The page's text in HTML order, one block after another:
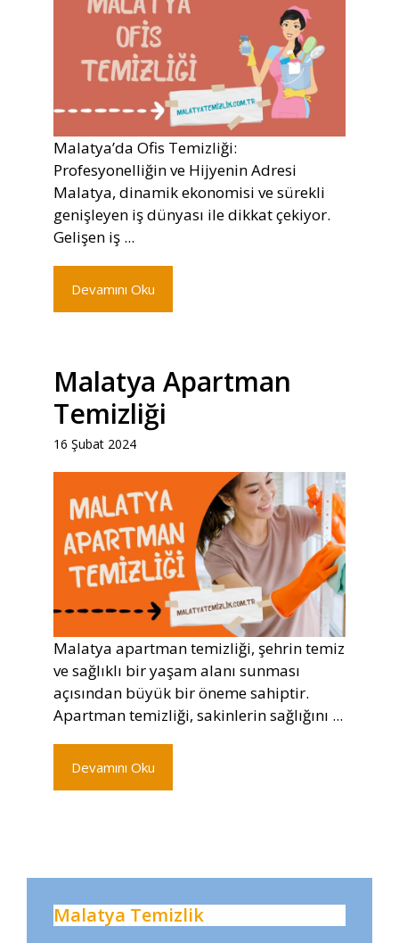
Malatya’da Ofis Temizliği:
Profesyonelliğin ve Hijyenin Adresi
Malatya, dinamik ekonomisi ve sürekli
genişleyen iş dünyası ile dikkat çekiyor.
Gelişen iş ...
Devamını Oku
Malatya Apartman
Temizliği
16 Şubat 2024
Malatya apartman temizliği, şehrin temiz
ve sağlıklı bir yaşam alanı sunması
açısından büyük bir öneme sahiptir.
Apartman temizliği, sakinlerin sağlığını ...
Devamını Oku
Malatya Temizlik